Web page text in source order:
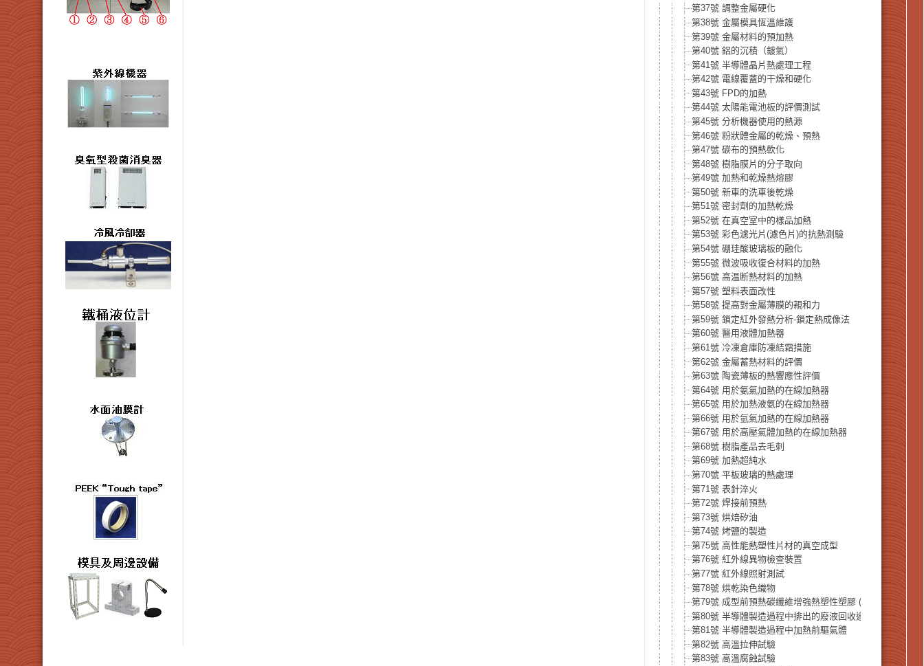
第37號 調整金屬硬化
第38號 金屬模具恆溫維護
第39號 金屬材料的預加熱
第40號 鋁的沉積（鍍氣）
第41號 半導體晶片熱處理工程
第42號 電線覆蓋的干燥和硬化
第43號 FPD的加熱
第44號 太陽能電池板的評價測試
第45號 分析機器使用的熱源
第46號 粉狀體金屬的乾燥、預熱
第47號 碳布的預熱軟化
第48號 樹脂膜片的分子取向
第49號 加熱和乾燥熱熔膠
第50號 新車的洗車後乾燥
第51號 密封劑的加熱乾燥
第52號 在真空室中的樣品加熱
第53號 彩色濾光片(濾色片)的抗熱測驗
第54號 硼珪酸玻璃板的融化
第55號 微波吸收復合材料的加熱
第56號 高温断熱材料的加熱
第57號 塑料表面改性
第58號 提高對金屬薄膜的親和力
第59號 鎖定紅外發熱分析-鎖定熱成像法
第60號 醫用液體加熱器
第61號 冷凍倉庫防凍結霜措施
第62號 金屬蓄熱材料的評價
第63號 陶瓷薄板的熱響應性評價
第64號 用於氨氣加熱的在線加熱器
第65號 用於加熱液氨的在線加熱器
第66號 用於氫氣加熱的在線加熱器
第67號 用於高壓氣體加熱的在線加熱器
第68號 樹脂產品去毛刺
第69號 加熱超純水
第70號 平板玻璃的熱處理
第71號 表針淬火
第72號 焊接前預熱
第73號 烘焙矽油
第74號 烤鹽的製造
第75號 高性能熱塑性片材的真空成型
第76號 紅外線異物檢查裝置
第77號 紅外線照射測試
第78號 烘乾染色織物
第79號 成型前預熱碳纖維增強熱塑性塑膠 (CFRTP)
第80號 半導體製造過程中排出的廢液回收過程中矽粉的乾
第81號 半導體製造過程中加熱前驅氣體
第82號 高溫拉伸試驗
第83號 高溫腐蝕試驗